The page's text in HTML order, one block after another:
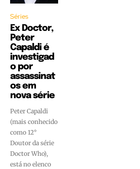
Séries
Ex Doctor,
Peter
Capaldi é
investigad
o por
assassinat
os em
nova série
Peter Capaldi
(mais conhecido
como 12°
Doutor da série
Doctor Who),
está no elenco